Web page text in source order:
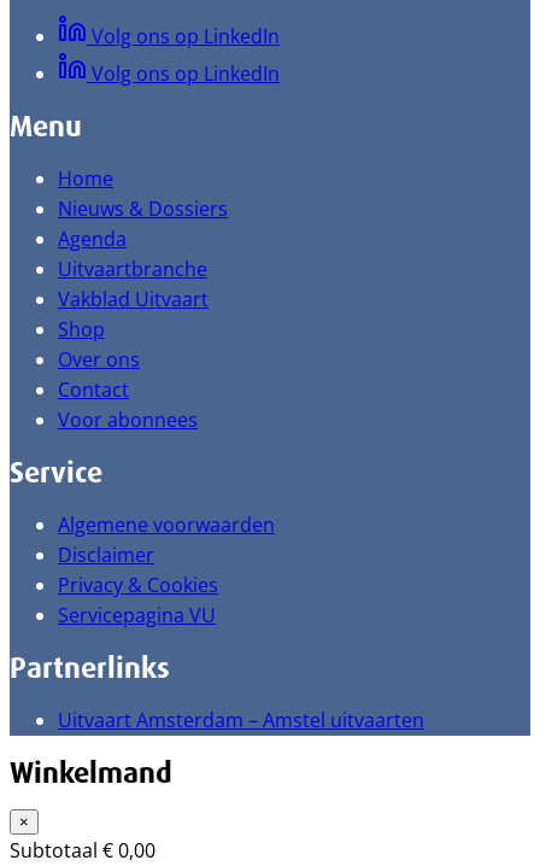
Volg ons op LinkedIn
Volg ons op LinkedIn
Menu
Home
Nieuws & Dossiers
Agenda
Uitvaartbranche
Vakblad Uitvaart
Shop
Over ons
Contact
Voor abonnees
Service
Algemene voorwaarden
Disclaimer
Privacy & Cookies
Servicepagina VU
Partnerlinks
Uitvaart Amsterdam – Amstel uitvaarten
Winkelmand
×
Subtotaal €0,00